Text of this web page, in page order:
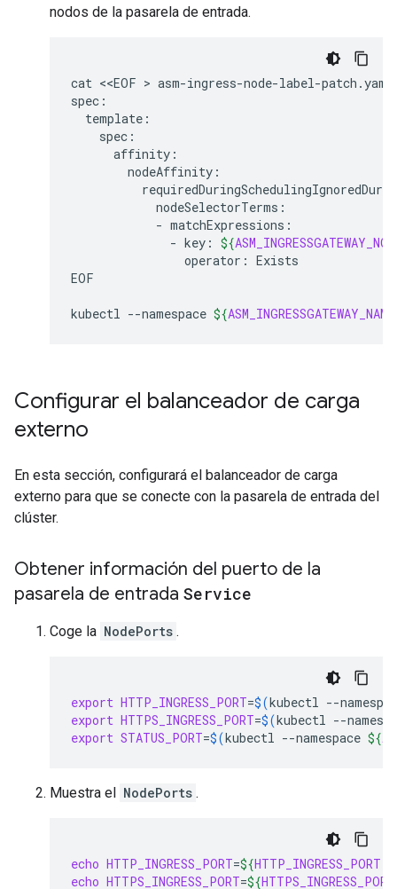
nodos de la pasarela de entrada.
cat <<EOF > asm-ingress-node-label-patch.yaml
-
- key: ${
operator: Exists
EOF
kubectl --namespace ${
Configurar el balanceador de carga
externo
En esta sección, configurará el balanceador de carga
externo para que se conecte con la pasarela de entrada del
clúster.
Obtener información del puerto de la
pasarela de entrada Service
Coge la NodePorts .
export HTTP_INGRESS_PORT=$(kubectl --
export HTTPS_INGRESS_PORT=$(kubectl --
export STATUS_PORT=$(kubectl --namespace ${
Muestra el NodePorts .
echo HTTP_INGRESS_PORT=${HTTP_INGRESS_PORT
echo HTTPS_INGRESS_PORT=${HTTPS_INGRESS_PORT